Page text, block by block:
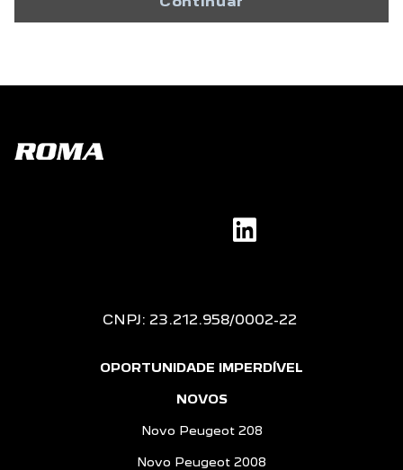
CNPJ: 23.212.958/0002-22
OPORTUNIDADE IMPERDÍVEL
NOVOS
Novo Peugeot 208
Novo Peugeot 2008